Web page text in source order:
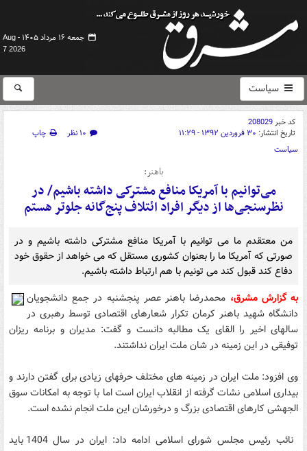
جمعه ۱۶ مرداد ۱۴۰۵ -
Aug
7 2026
سیاست
کد خبر208029
تاریخ انتشار: ۳۰ فروردین ۱۳۹۲ - ۱۱:۲۹ ۱۰ نظر
چاپ
سیاست
باهنر:
می‌توانیم با آمریکا منافع مشترکی داشته باشیم/ در
نظرسنجی‌ها از دیگر افراد ائتلاف پنج‌گانه جلوتر هستم
من معتقدم ما می توانیم با آمریکا منافع مشترکی داشته باشیم و در
صورتی که آمریکا ما را بعنوان کشوری مستقل که می خواهد از حقوق خود
دفاع کند قبول کند می تونیم با هم ارتباط داشته باشیم.
به گزارش مشرق، محمدرضا باهنر عصر پنجشنبه در جمع دانشجویان
دانشگاه شهید باهنر کرمان تکرار شعارهای اقتصادی توسط رهبری در
سالهای اخیر را القای یک مطالبه دانست و گفت: مدیران و برنامه ریزان
توفیقی در این زمینه در شان ملت ایران نداشتند.
وی افزود: ملت ایران در زمینه های مختلف حرفهای زیادی برای گفتن دارند و
بیداری اسلامی نشات گرفته از انقلاب ایران است اما با توجه به امکانات سوق
الجهشی کارهای اقتصادی بزرگ و درخورشان این ملت انجام نشده است.
نائب رئیس مجلس شورای اسلامی ادامه داد: ایران در سال 1404 باید